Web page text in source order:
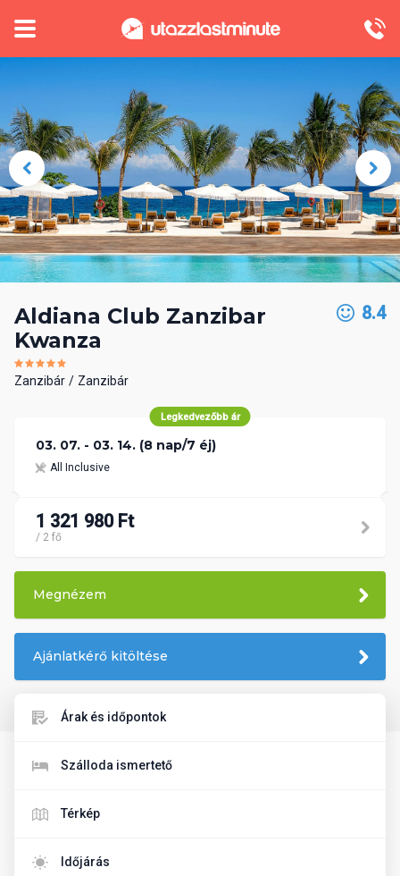
Aldiana Club Zanzibar
Kwanza
Zanzibár Zanzibár
8.4
Legkedvezőbb ár
03. 07. - 03. 14. (8 nap/7 éj)
All Inclusive
1 321 980 Ft
/ 2 fő
Megnézem
Ajánlatkérő kitöltése
Árak és időpontok
Szálloda ismertető
Térkép
Időjárás